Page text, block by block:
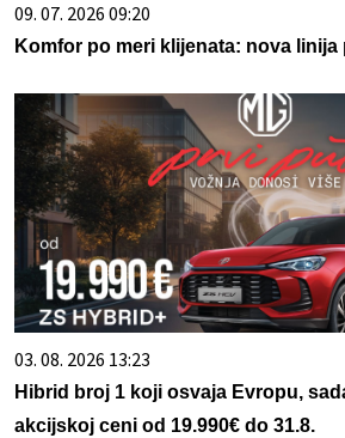
09. 07. 2026 09:20
Komfor po meri klijenata: nova linija
03. 08. 2026 13:23
Hibrid broj 1 koji osvaja Evropu,
akcijskoj ceni od 19.990€ do 31.8.